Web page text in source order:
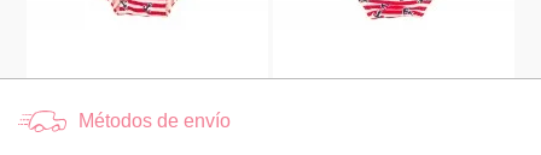
Métodos de envío